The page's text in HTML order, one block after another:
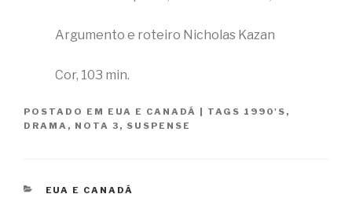
Argumento e roteiro Nicholas Kazan
Cor, 103 min.
POSTADO EM EUA E CANADÁ | TAGS 1990'S ,
DRAMA , NOTA 3 , SUSPENSE
CATEGORIAS
EUA E CANADÁ